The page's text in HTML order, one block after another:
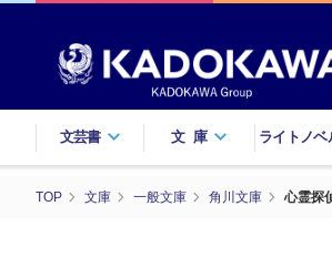
文芸書 文庫 ライトノベ
TOP 文庫 一般文庫 角川文庫 心霊探